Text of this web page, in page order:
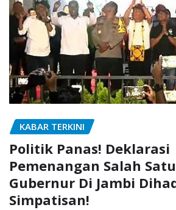
KABAR TERKINI
Politik Panas! Deklarasi
Pemenangan Salah
Gubernur Di Jambi
Simpatisan!